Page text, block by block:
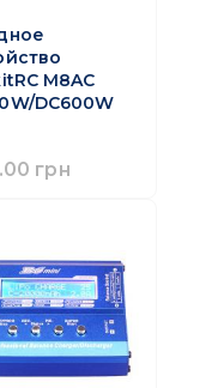
M8AC
DC600W
грн